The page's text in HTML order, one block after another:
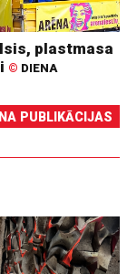
plastmasa
© DIENA
PUBLIKĀCIJAS